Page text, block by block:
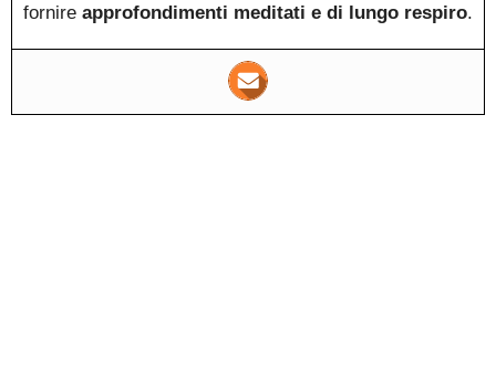
fornire approfondimenti meditati e di lungo respiro.